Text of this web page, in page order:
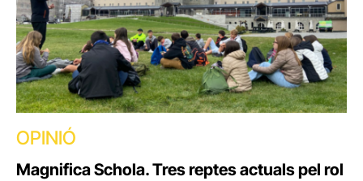
OPINIÓ
Magnifica Schola. Tres reptes actuals pel rol